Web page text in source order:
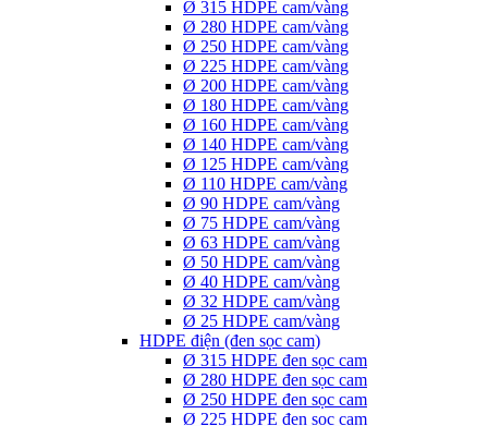
Ø 315 HDPE cam/vàng
Ø 280 HDPE cam/vàng
Ø 250 HDPE cam/vàng
Ø 225 HDPE cam/vàng
Ø 200 HDPE cam/vàng
Ø 180 HDPE cam/vàng
Ø 160 HDPE cam/vàng
Ø 140 HDPE cam/vàng
Ø 125 HDPE cam/vàng
Ø 110 HDPE cam/vàng
Ø 90 HDPE cam/vàng
Ø 75 HDPE cam/vàng
Ø 63 HDPE cam/vàng
Ø 50 HDPE cam/vàng
Ø 40 HDPE cam/vàng
Ø 32 HDPE cam/vàng
Ø 25 HDPE cam/vàng
HDPE điện (đen sọc cam)
Ø 315 HDPE đen sọc cam
Ø 280 HDPE đen sọc cam
Ø 250 HDPE đen sọc cam
Ø 225 HDPE đen sọc cam